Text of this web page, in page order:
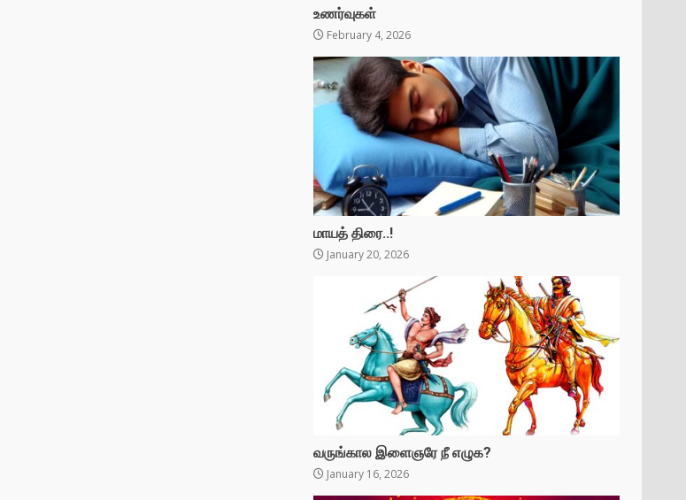
உணர்வுகள்
February 4, 2026
மாயத் திரை..!
January 20, 2026
வருங்கால இளைஞரே நீ எழுக?
January 16, 2026